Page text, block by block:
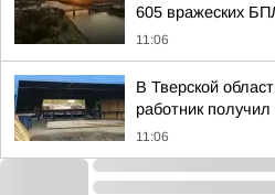
605 вражеских
11:06
В Тверской
работник
11:06